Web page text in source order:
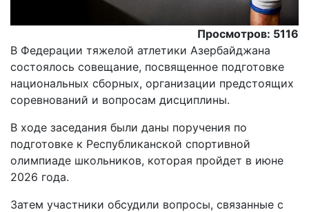
Просмотров: 5116
В Федерации тяжелой атлетики Азербайджана
состоялось совещание, посвященное подготовке
национальных сборных, организации предстоящих
соревнований и вопросам дисциплины.
В ходе заседания были даны поручения по
подготовке к Республиканской спортивной
олимпиаде школьников, которая пройдет в июне
2026 года.
Затем участники обсудили вопросы, связанные с